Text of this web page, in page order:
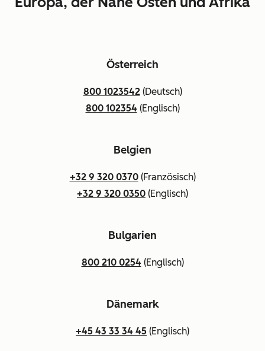
Österreich
800 1023542(Deutsch)
800 102354 (Englisch)
Belgien
+32 9 320 0370(Französisch)
+32 9 320 0350 (Englisch)
Bulgarien
800 210 0254 (Englisch)
Dänemark
+45 43 33 34 45 (Englisch)